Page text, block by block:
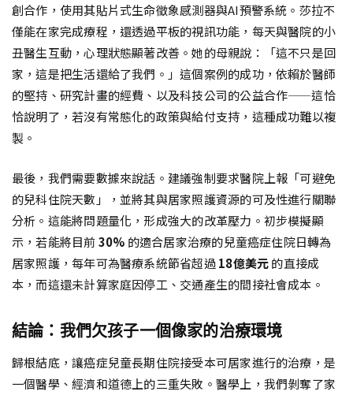
創合作，使用其貼片式生命徵象感測器與AI預警系統。莎拉不
僅能在家完成療程，還透過平板的視訊功能，每天與醫院的小
丑醫生互動，心理狀態顯著改善。她的母親說：「這不只是回
家，這是把生活還給了我們。」這個案例的成功，依賴於醫師
的堅持、研究計畫的經費、以及科技公司的公益合作——這恰
恰說明了，若沒有常態化的政策與給付支持，這種成功難以複
製。
最後，我們需要數據來說話。建議強制要求醫院上報「可避免
的兒科住院天數」，並將其與居家照護資源的可及性進行關聯
分析。這能將問題量化，形成強大的改革壓力。初步模擬顯
示，若能將目前30% 的適合居家治療的兒童癌症住院日轉為
居家照護，每年可為醫療系統節省超過18億美元的直接成
本，而這還未計算家庭因停工、交通產生的間接社會成本。
結論：我們欠孩子一個像家的治療環境
歸根結底，讓癌症兒童長期住院接受本可居家進行的治療，是
一個醫學、經濟和道德上的三重失敗。醫學上，我們剝奪了家